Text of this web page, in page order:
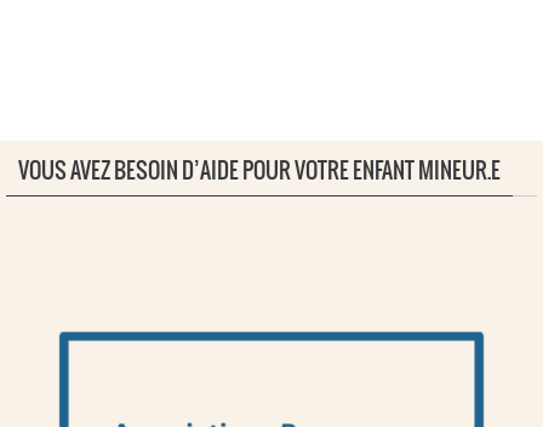
VOUS AVEZ BESOIN D’AIDE POUR VOTRE ENFANT MINEUR.E